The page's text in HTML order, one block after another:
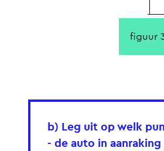
figuur
b) Leg uit op welk
- de auto in